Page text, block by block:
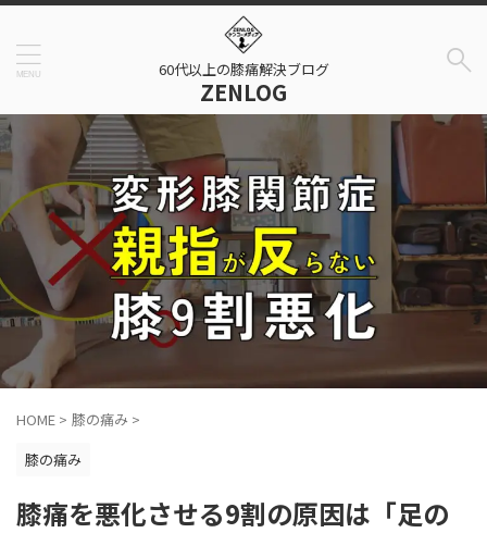
60代以上の膝痛解決ブログ
ZENLOG
HOME > 膝の痛み >
膝の痛み
膝痛を悪化させる9割の原因は「足の